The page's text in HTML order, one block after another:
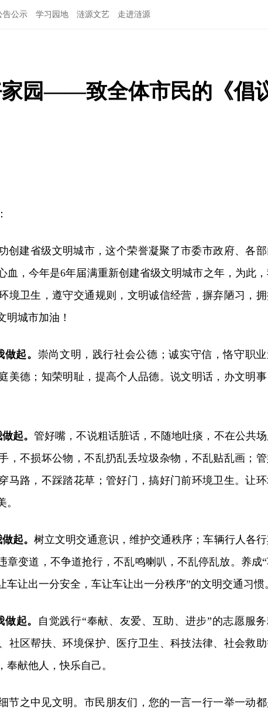
告公示 学习园地 涟源文艺 走进涟源
家园——致全体市民的《倡
创建省级文明城市，这个荣誉凝聚了市委市政府、各
血，今年是6年届满重新创建省级文明城市之年，为此
境卫生，遵守交通规则，文明诚信经营，摒弃陋习，
明城市加油！
起。 崇尚文明， 践行社会公德；诚实守信，恪守职
美德； 知荣明耻， 提高个人品德。说文明话，办文明
起。管好嘴，不说粗话脏话，不随地吐痰，不在公共
，不损坏公物，不乱扔乱丢垃圾杂物，不乱贴乱画；
马路，不踩踏花草；管好门，搞好门前环境卫生。让
起。树立文明交通意识，维护交通秩序；车辆行人各
章变道，不争道抢行，不乱鸣喇叭，不乱停乱放。养成“
车让出一分安全，车让车让出一分秩序”的文明交通习惯
起。 自觉践行“奉献、友爱、互助、进步”的志愿服
社区帮扶、环境保护、医疗卫生、科技法律、社会救
献他人，快乐自己。
节之中见文明。市民朋友们，您的一言一行一举一动